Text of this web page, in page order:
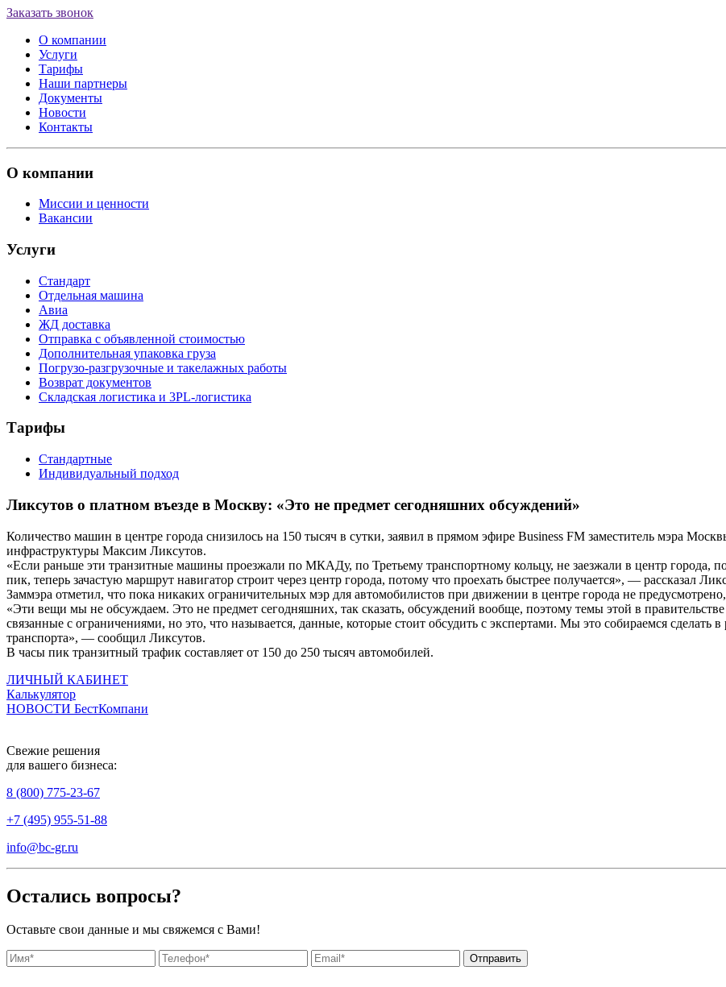
Заказать звонок
О компании
Услуги
Тарифы
Наши партнеры
Документы
Новости
Контакты
О компании
Миссии и ценности
Вакансии
Услуги
Стандарт
Отдельная машина
Авиа
ЖД доставка
Отправка с объявленной стоимостью
Дополнительная упаковка груза
Погрузо-разгрузочные и такелажных работы
Возврат документов
Складская логистика и 3PL-логистика
Тарифы
Стандартные
Индивидуальный подход
Ликсутов о платном въезде в Москву: «Это не предмет сегодняшних обсуждений»
Количество машин в центре города снизилось на 150 тысяч в сутки, заявил в прямом эфире Business FM заместитель мэра
инфраструктуры Максим Ликсутов.
«Если раньше эти транзитные машины проезжали по МКАДу, по Третьему транспортному кольцу, не заезжали в центр города,
пик, теперь зачастую маршрут навигатор строит через центр города, потому что проехать быстрее получается», — рассказал
Заммэра отметил, что пока никаких ограничительных мэр для автомобилистов при движении в центре города не
«Эти вещи мы не обсуждаем. Это не предмет сегодняшних, так сказать, обсуждений вообще, поэтому темы этой в
связанные с ограничениями, но это, что называется, данные, которые стоит обсудить с экспертами. Мы это собираемся сделать
транспорта», — сообщил Ликсутов.
В часы пик транзитный трафик составляет от 150 до 250 тысяч автомобилей.
ЛИЧНЫЙ КАБИНЕТ
Калькулятор
НОВОСТИ БестКомпани
Свежие решения
для вашего бизнеса:
8 (800) 775-23-67
+7 (495) 955-51-88
info@bc-gr.ru
Остались вопросы?
Оставьте свои данные и мы свяжемся с Вами!